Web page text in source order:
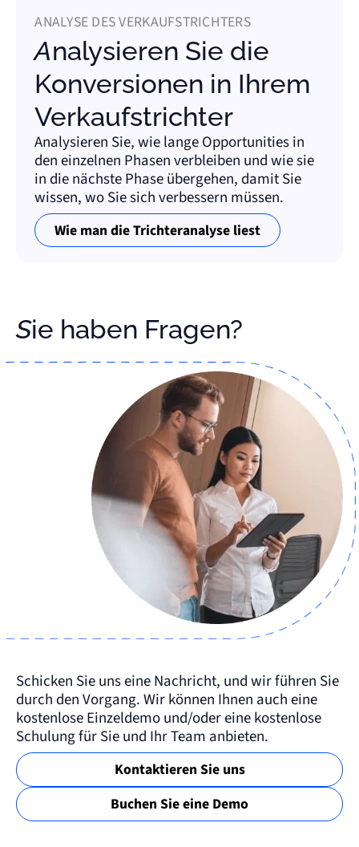
ANALYSE DES VERKAUFSTRICHTERS
Analysieren Sie die
Konversionen in Ihrem
Verkaufstrichter
Analysieren Sie, wie lange Opportunities in
den einzelnen Phasen verbleiben und wie sie
in die nächste Phase übergehen, damit Sie
wissen, wo Sie sich verbessern müssen.
Wie man die Trichteranalyse liest
Sie haben Fragen?
Schicken Sie uns eine Nachricht, und wir führen Sie
durch den Vorgang. Wir können Ihnen auch eine
kostenlose Einzeldemo und/oder eine kostenlose
Schulung für Sie und Ihr Team anbieten.
Kontaktieren Sie uns
Buchen Sie eine Demo